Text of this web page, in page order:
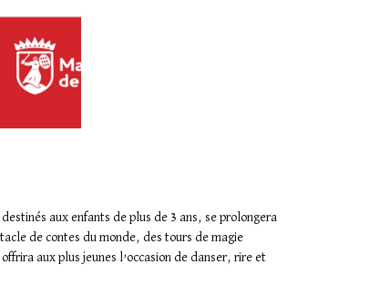
aux enfants de plus de 3 ans, se prolongera
de contes du monde, des tours de magie
aux plus jeunes l’occasion de danser, rire et